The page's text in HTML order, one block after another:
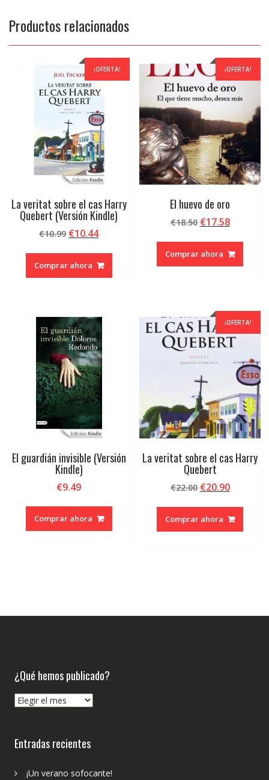
Productos relacionados
¡OFERTA!
La veritat sobre el cas Harry
Quebert (Versión Kindle)
€10.99 El
original
era:
€10.44El
actual
es:
Comprar ahora
¡OFERTA!
El huevo de oro
€18.50 El
original
era:
€17.58El
actual
es:
Comprar ahora
El guardián invisible (Versión
Kindle)
€9.49
Comprar ahora
¡OFERTA!
La veritat sobre el cas Harry
Quebert
€22.00 El
original
era:
€20.90El
actual
es:
Comprar ahora
¿Qué hemos publicado?
¿Qué
Entradas recientes
¡Un verano sofocante!